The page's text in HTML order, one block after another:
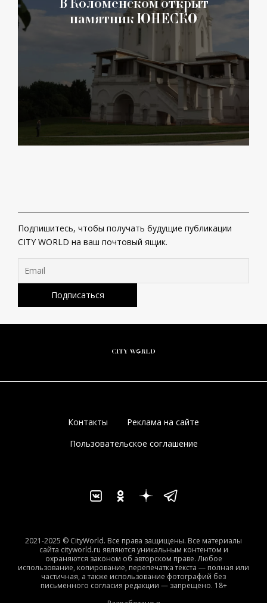
памятник ЮНЕСКО
Подпишитесь, чтобы получать будущие публикации
CITY WORLD на ваш почтовый ящик.
Контакты
Реклама на сайте
Пользовательское соглашение
2021-2025 © CityWorld. Все права защищены. Все материалы
сайта cityworld.ru являются уникальным контентом и
охраняются законом об авторском праве. Любое
использование, копирование, перепечатка текста — полная или
частичная, а также использование фотографий без
письменного согласия редакции — запрещено. 18+